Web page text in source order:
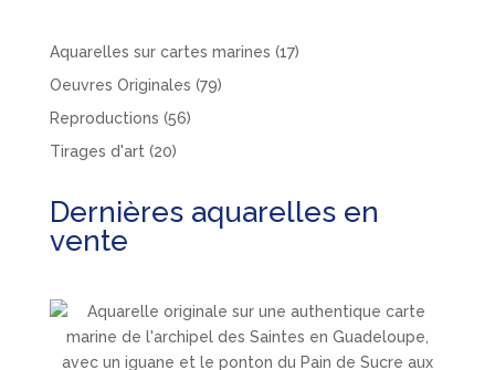
Aquarelles sur cartes marines 1717
Oeuvres Originales 7979
Reproductions 5656
Tirages d'art 2020
Dernières aquarelles en
vente